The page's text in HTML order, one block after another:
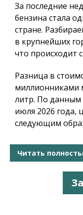
За последние
бензина стала
стране.
в крупнейших
что происходит
Разница в
миллионниками
литр. По данным
июля 2026 года,
следующим
Читать